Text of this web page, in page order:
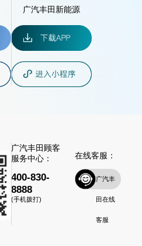
广汽丰田新能源
广汽丰田顾客
服务中心：
400-830-
8888
(手机拨打)
在线客服：
广汽丰
田在线
客服